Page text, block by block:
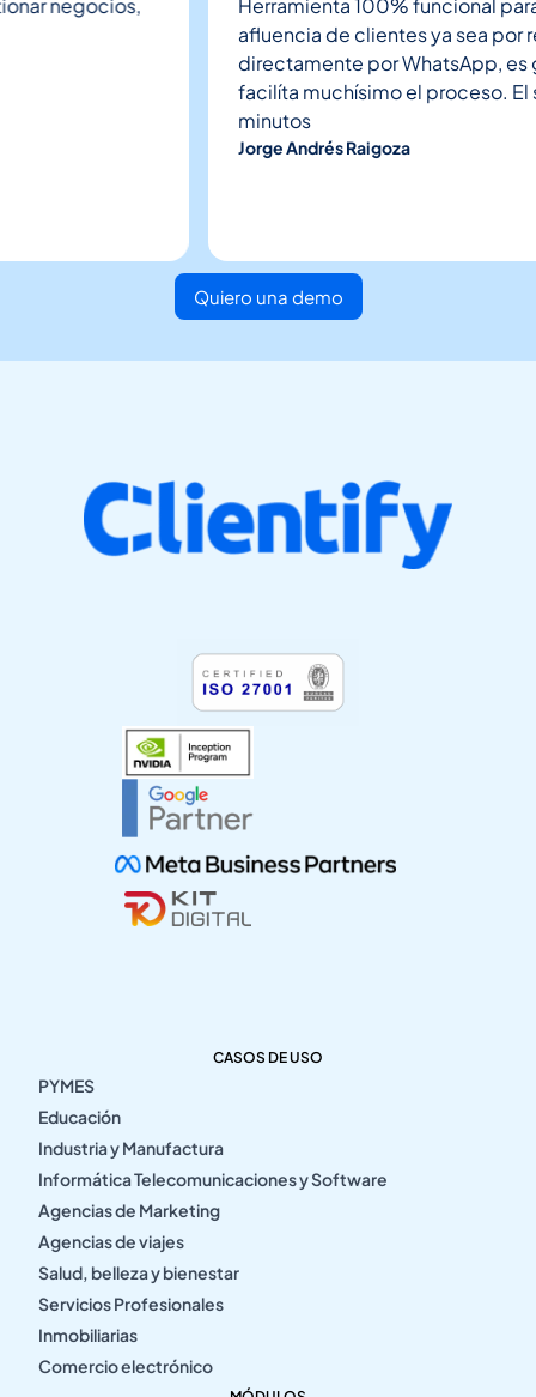
afluencia de clientes ya sea por
directamente por WhatsApp, es
facilíta muchísimo el proceso. El
minutos
Jorge Andrés Raigoza
Quiero una demo
CASOS DE USO
PYMES
Educación
Industria y Manufactura
Informática Telecomunicaciones y Software
Agencias de Marketing
Agencias de viajes
Salud, belleza y bienestar
Servicios Profesionales
Inmobiliarias
Comercio electrónico